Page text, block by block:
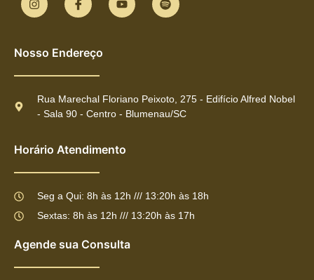
Nosso Endereço
Rua Marechal Floriano Peixoto, 275 - Edifício Alfred Nobel
- Sala 90 - Centro - Blumenau/SC
Horário Atendimento
Seg a Qui: 8h às 12h /// 13:20h às 18h
Sextas: 8h às 12h /// 13:20h às 17h
Agende sua Consulta